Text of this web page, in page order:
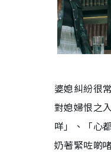
婆媳糾紛很
對媳婦恨之
咩」、「心
奶著緊咗啲